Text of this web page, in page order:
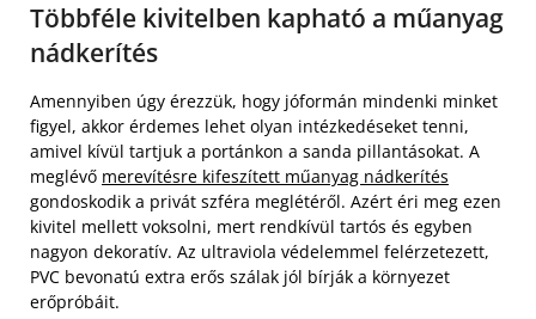
Többféle kivitelben kapható a műanyag
nádkerítés
Amennyiben úgy érezzük, hogy jóformán mindenki minket
figyel, akkor érdemes lehet olyan intézkedéseket tenni,
amivel kívül tartjuk a portánkon a sanda pillantásokat. A
meglévő merevítésre kifeszített műanyag nádkerítés
gondoskodik a privát szféra meglétéről. Azért éri meg ezen
kivitel mellett voksolni, mert rendkívül tartós és egyben
nagyon dekoratív. Az ultraviola védelemmel felérzetezett,
PVC bevonatú extra erős szálak jól bírják a környezet
erőpróbáit.